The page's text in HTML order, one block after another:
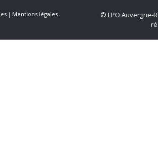
Mentions légales
© LPO Auvergne-